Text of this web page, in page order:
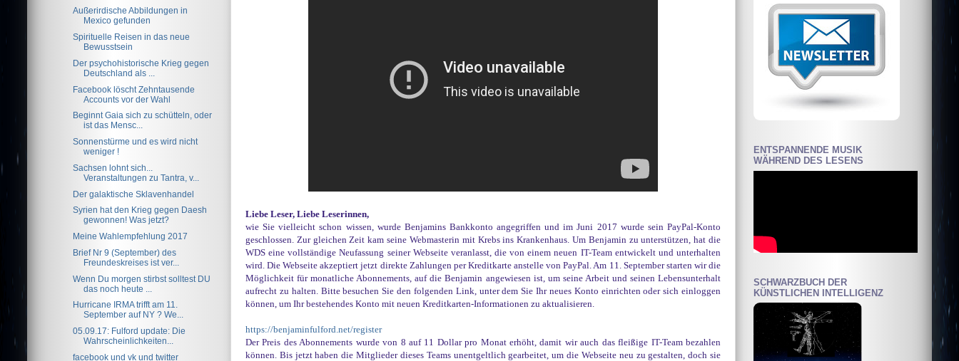
Liebe Leser, Liebe Leserinnen,
wie Sie vielleicht schon wissen, wurde Benjamins Bankkonto angegriffen und im Juni 2017 wurde sein PayPal-Konto
geschlossen. Zur gleichen Zeit kam seine Webmasterin mit Krebs ins Krankenhaus. Um Benjamin zu unterstützen, hat die
WDS eine vollständige Neufassung seiner Webseite veranlasst, die von einem neuen IT-Team entwickelt und unterhalten
wird. Die Webseite akzeptiert jetzt direkte Zahlungen per Kreditkarte anstelle von PayPal. Am 11. September starten wir die
Möglichkeit für monatliche Abonnements, auf die Benjamin angewiesen ist, um seine Arbeit und seinen Lebensunterhalt
aufrecht zu halten. Bitte besuchen Sie den folgenden Link, unter dem Sie Ihr neues Konto einrichten oder sich einloggen
können, um Ihr bestehendes Konto mit neuen Kreditkarten-Informationen zu aktualisieren.
https://benjaminfulford.net/register
Der Preis des Abonnements wurde von 8 auf 11 Dollar pro Monat erhöht, damit wir auch das fleißige IT-Team bezahlen
können. Bis jetzt haben die Mitglieder dieses Teams unentgeltlich gearbeitet, um die Webseite neu zu gestalten, doch sie
Außerirdische Abbildungen in
Mexico gefunden
Spirituelle Reisen in das neue
Bewusstsein
Der psychohistorische Krieg gegen
Deutschland als ...
Facebook löscht Zehntausende
Accounts vor der Wahl
Beginnt Gaia sich zu schütteln, oder
ist das Mensc...
Sonnenstürme und es wird nicht
weniger !
Sachsen lohnt sich...
Veranstaltungen zu Tantra, v...
Der galaktische Sklavenhandel
Syrien hat den Krieg gegen Daesh
gewonnen! Was jetzt?
Meine Wahlempfehlung 2017
Brief Nr 9 (September) des
Freundeskreises ist ver...
Wenn Du morgen stirbst solltest DU
das noch heute ...
Hurricane IRMA trifft am 11.
September auf NY ? We...
05.09.17: Fulford update: Die
Wahrscheinlichkeiten...
facebook und vk und twitter
ENTSPANNENDE MUSIK
WÄHREND DES LESENS
SCHWARZBUCH DER
KÜNSTLICHEN INTELLIGENZ